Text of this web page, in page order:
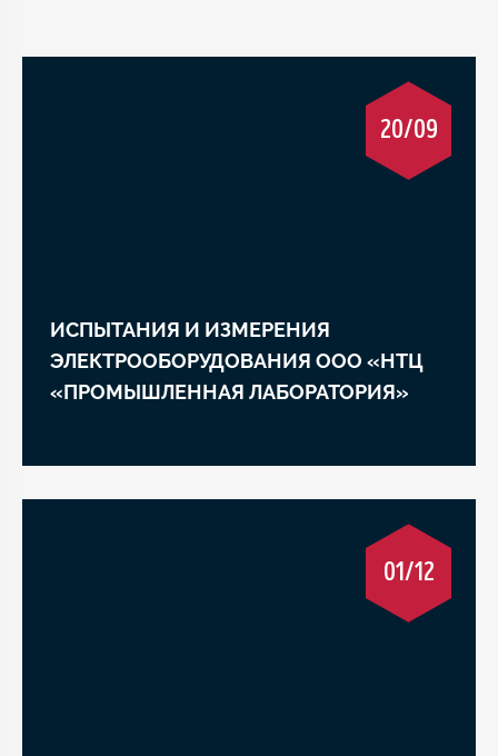
20/09
ИСПЫТАНИЯ И ИЗМЕРЕНИЯ
ЭЛЕКТРООБОРУДОВАНИЯ ООО «НТЦ
«ПРОМЫШЛЕННАЯ ЛАБОРАТОРИЯ»
01/12